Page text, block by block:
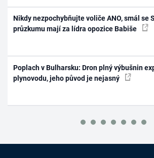
Nikdy nezpochybňujte voliče ANO, smál se
průzkumu mají za lídra opozice Babiše
Poplach v Bulharsku: Dron plný výbušnin
plynovodu, jeho původ je nejasný